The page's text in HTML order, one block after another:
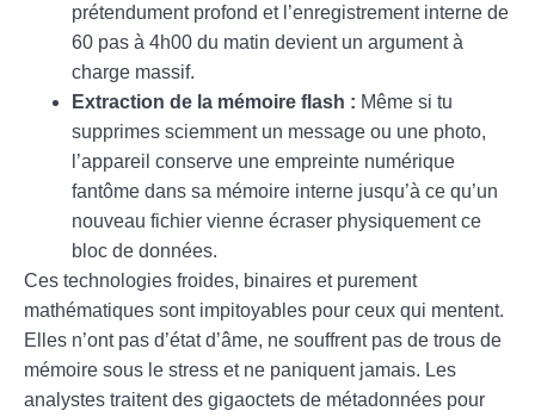
prétendument profond et l’enregistrement interne de
60 pas à 4h00 du matin devient un argument à
charge massif.
Extraction de la mémoire flash : Même si tu
supprimes sciemment un message ou une photo,
l’appareil conserve une empreinte numérique
fantôme dans sa mémoire interne jusqu’à ce qu’un
nouveau fichier vienne écraser physiquement ce
bloc de données.
Ces technologies froides, binaires et purement
mathématiques sont impitoyables pour ceux qui mentent.
Elles n’ont pas d’état d’âme, ne souffrent pas de trous de
mémoire sous le stress et ne paniquent jamais. Les
analystes traitent des gigaoctets de métadonnées pour